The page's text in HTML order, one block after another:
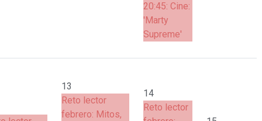
20:45: Cine:
'Marty
Supreme'
13
Reto lector
febrero: Mitos,
14
Reto lector